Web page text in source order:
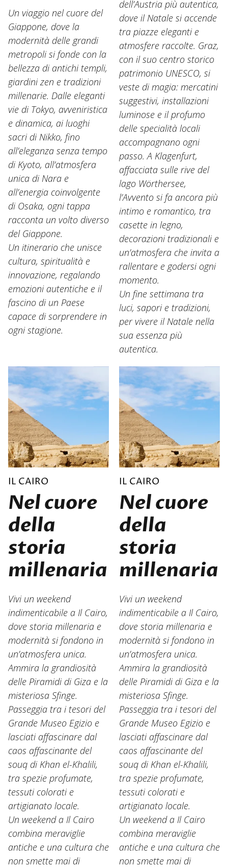
Un viaggio nel cuore del
Giappone, dove la
modernità delle grandi
metropoli si fonde con la
bellezza di antichi templi,
giardini zen e tradizioni
millenarie. Dalle eleganti
vie di Tokyo, avveniristica
e dinamica, ai luoghi
sacri di Nikko, fino
all’eleganza senza tempo
di Kyoto, all’atmosfera
unica di Nara e
all’energia coinvolgente
di Osaka, ogni tappa
racconta un volto diverso
del Giappone.
Un itinerario che unisce
cultura, spiritualità e
innovazione, regalando
emozioni autentiche e il
fascino di un Paese
capace di sorprendere in
ogni stagione.
dell’Austria più autentica,
dove il Natale si accende
tra piazze eleganti e
atmosfere raccolte. Graz,
con il suo centro storico
patrimonio UNESCO, si
veste di magia: mercatini
suggestivi, installazioni
luminose e il profumo
delle specialità locali
accompagnano ogni
passo. A Klagenfurt,
affacciata sulle rive del
lago Wörthersee,
l’Avvento si fa ancora più
intimo e romantico, tra
casette in legno,
decorazioni tradizionali e
un’atmosfera che invita a
rallentare e godersi ogni
momento.
Un fine settimana tra
luci, sapori e tradizioni,
per vivere il Natale nella
sua essenza più
autentica.
IL CAIRO
Nel cuore
della
storia
millenaria
Vivi un weekend
indimenticabile a Il Cairo,
dove storia millenaria e
modernità si fondono in
un’atmosfera unica.
Ammira la grandiosità
delle Piramidi di Giza e la
misteriosa Sfinge.
Passeggia tra i tesori del
Grande Museo Egizio e
lasciati affascinare dal
caos affascinante del
souq di Khan el-Khalili,
tra spezie profumate,
tessuti colorati e
artigianato locale.
Un weekend a Il Cairo
combina meraviglie
antiche e una cultura che
non smette mai di
IL CAIRO
Nel cuore
della
storia
millenaria
Vivi un weekend
indimenticabile a Il Cairo,
dove storia millenaria e
modernità si fondono in
un’atmosfera unica.
Ammira la grandiosità
delle Piramidi di Giza e la
misteriosa Sfinge.
Passeggia tra i tesori del
Grande Museo Egizio e
lasciati affascinare dal
caos affascinante del
souq di Khan el-Khalili,
tra spezie profumate,
tessuti colorati e
artigianato locale.
Un weekend a Il Cairo
combina meraviglie
antiche e una cultura che
non smette mai di